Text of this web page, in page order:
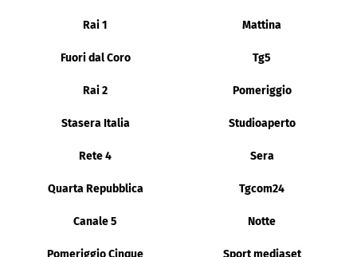
Rai 1 Mattina
Fuori dal Coro Tg5
Rai 2 Pomeriggio
Stasera Italia Studioaperto
Rete 4 Sera
Quarta Repubblica Tgcom24
Canale 5 Notte
Pomeriggio Cinque Sport mediaset